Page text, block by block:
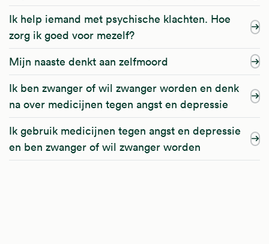
Ik help iemand met psychische klachten. Hoe
zorg ik goed voor mezelf?
Mijn naaste denkt aan zelfmoord
Ik ben zwanger of wil zwanger worden en denk
na over medicijnen tegen angst en depressie
Ik gebruik medicijnen tegen angst en depressie
en ben zwanger of wil zwanger worden